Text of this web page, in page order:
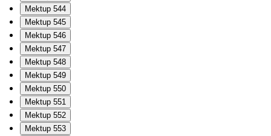
Mektup 544
Mektup 545
Mektup 546
Mektup 547
Mektup 548
Mektup 549
Mektup 550
Mektup 551
Mektup 552
Mektup 553